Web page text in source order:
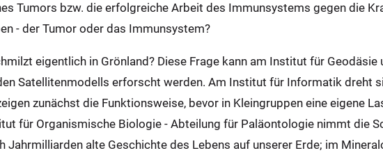
Tumors bzw. die erfolgreiche Arbeit des Immunsystems gegen die
- der Tumor oder das Immunsystem?
eigentlich in Grönland? Diese Frage kann am Institut für
Satellitenmodells erforscht werden. Am Institut für Informatik dreht
zunächst die Funktionsweise, bevor in Kleingruppen eine eigene
für Organismische Biologie - Abteilung für Paläontologie nimmt die
Jahrmilliarden alte Geschichte des Lebens auf unserer Erde; im